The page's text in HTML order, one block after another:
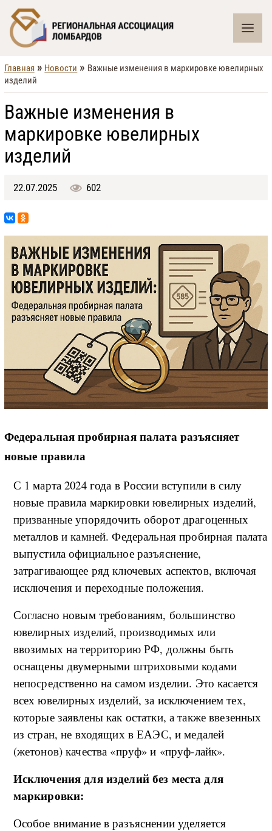
Главная » Новости » Важные изменения в маркировке ювелирных
изделий
Важные изменения в
маркировке ювелирных
изделий
22.07.2025 602
Федеральная пробирная палата разъясняет
новые правила
С 1 марта 2024 года в России вступили в силу
новые правила маркировки ювелирных изделий,
призванные упорядочить оборот драгоценных
металлов и камней. Федеральная пробирная палата
выпустила официальное разъяснение,
затрагивающее ряд ключевых аспектов, включая
исключения и переходные положения.
Согласно новым требованиям, большинство
ювелирных изделий, производимых или
ввозимых на территорию РФ, должны быть
оснащены двумерными штриховыми кодами
непосредственно на самом изделии. Это касается
всех ювелирных изделий, за исключением тех,
которые заявлены как остатки, а также ввезенных
из стран, не входящих в ЕАЭС, и медалей
(жетонов) качества «пруф» и «пруф-лайк».
Исключения для изделий без места для
маркировки:
Особое внимание в разъяснении уделяется